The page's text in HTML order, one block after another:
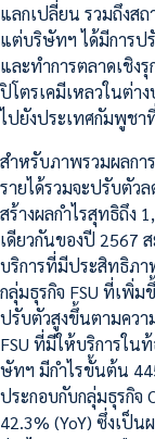
แลกเปลี่ยน รวมถึงส
แต่บริษัทฯ ได้มีการป
และทำการตลาดเชิง
ปิโตรเคมีเหลวในต่
ไปยังประเทศกัมพูชา
สำหรับภาพรวมผลกา
รายได้รวมจะปรับตัว
สร้างผลกำไรสุทธิถึง
เดียวกันของปี 2567
บริการที่มีประสิทธิภ
กลุ่มธุรกิจ FSU ที่เพิ่
ปรับตัวสูงขึ้นตามควา
FSU ที่มีให้บริการใน
ษัทฯ มีกำไรขั้นต้น
ประกอบกับกลุ่มธุรกิจ
42.3% (YoY) ซึ่งเป็น